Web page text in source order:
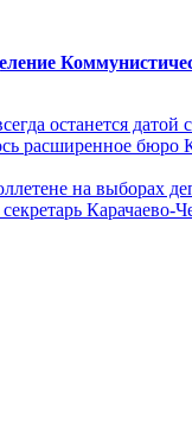
останется датой
бюро
на выборах
Карачаево-